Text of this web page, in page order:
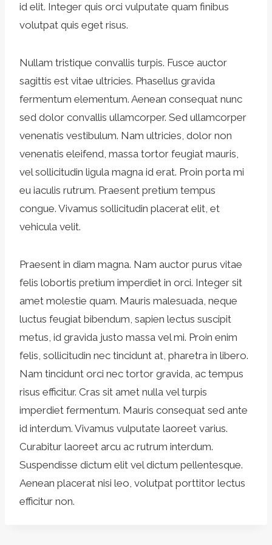
id elit. Integer quis orci vulputate quam finibus
volutpat quis eget risus.
Nullam tristique convallis turpis. Fusce auctor
sagittis est vitae ultricies. Phasellus gravida
fermentum elementum. Aenean consequat nunc
sed dolor convallis ullamcorper. Sed ullamcorper
venenatis vestibulum. Nam ultricies, dolor non
venenatis eleifend, massa tortor feugiat mauris,
vel sollicitudin ligula magna id erat. Proin porta mi
eu iaculis rutrum. Praesent pretium tempus
congue. Vivamus sollicitudin placerat elit, et
vehicula velit.
Praesent in diam magna. Nam auctor purus vitae
felis lobortis pretium imperdiet in orci. Integer sit
amet molestie quam. Mauris malesuada, neque
luctus feugiat bibendum, sapien lectus suscipit
metus, id gravida justo massa vel mi. Proin enim
felis, sollicitudin nec tincidunt at, pharetra in libero.
Nam tincidunt orci nec tortor gravida, ac tempus
risus efficitur. Cras sit amet nulla vel turpis
imperdiet fermentum. Mauris consequat sed ante
id interdum. Vivamus vulputate laoreet varius.
Curabitur laoreet arcu ac rutrum interdum.
Suspendisse dictum elit vel dictum pellentesque.
Aenean placerat nisi leo, volutpat porttitor lectus
efficitur non.